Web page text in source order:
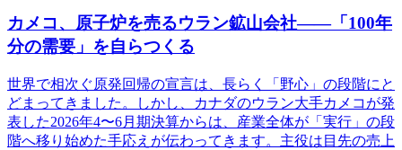
カメコ、原子炉を売るウラン鉱山会社——「100年
分の需要」を自らつくる
世界で相次ぐ原発回帰の宣言は、長らく「野心」の段階にと
どまってきました。しかし、カナダのウラン大手カメコが発
表した2026年4〜6月期決算からは、産業全体が「実行」の段
階へ移り始めた手応えが伝わってきます。主役は目先の売上